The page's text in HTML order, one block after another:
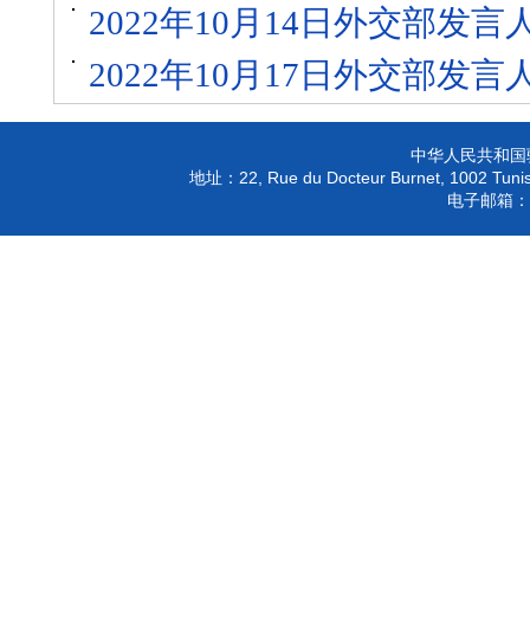
2022年10月14日外交部发言
2022年10月17日外交部发言
中华人民共和
地址： 22, Rue du Docteur Burnet, 1002
电子邮箱：